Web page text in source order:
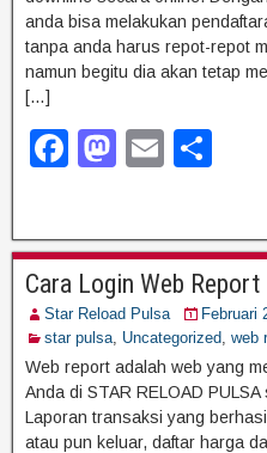
anda bisa melakukan
tanpa anda harus repot-repot
namun begitu dia akan tetap
[…]
F
e
b
o
o
k
M
o
d
o
n
E
e
Cara Login Web Report
Star Reload Pulsa
Februari
star pulsa Uncategorized web
Web report adalah web yang
Anda di STAR RELOAD
Laporan transaksi yang
atau pun keluar, daftar harga